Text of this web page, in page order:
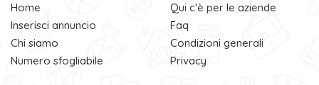
Home
Inserisci annuncio
Chi siamo
Numero sfogliabile
Qui c'è per le aziende
Faq
Condizioni generali
Privacy